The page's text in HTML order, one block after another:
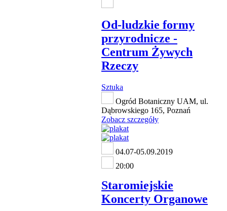
Od-ludzkie formy
przyrodnicze -
Centrum Żywych
Rzeczy
Sztuka
Ogród Botaniczny UAM, ul.
Dąbrowskiego 165, Poznań
Zobacz szczegóły
04.07-05.09.2019
20:00
Staromiejskie
Koncerty Organowe